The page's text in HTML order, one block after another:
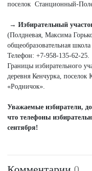
поселок Станционный-­
→ Избирательный
(Полдневая, Максима
общеобразовательная
Телефон: +7‑958‑135‑62‑25.
Границы избирательного
деревня Кенчурка, поселок
«Родничок».
Уважаемые избиратели,
что телефоны
сентября!